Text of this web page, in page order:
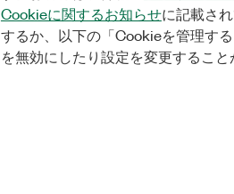
Cookieに関するお知らせに記載さ
するか、以下の「Cookieを管理す
を無効にしたり設定を変更すること